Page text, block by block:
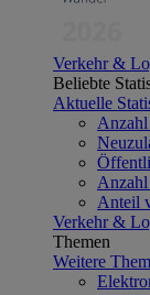
Verkehr &
Beliebte
Aktuelle
Anteil
Verkehr &
Themen
Weitere